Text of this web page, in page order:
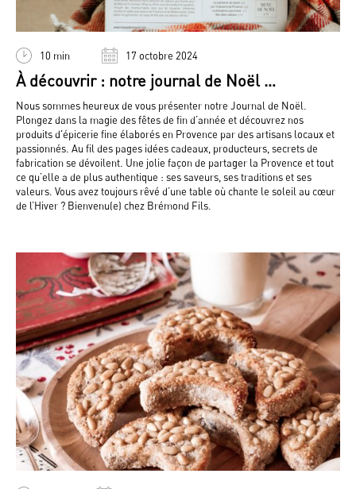
10 min 17 octobre 2024
À découvrir : notre journal de Noël …
Nous sommes heureux de vous présenter notre Journal de Noël.
Plongez dans la magie des fêtes de fin d’année et découvrez nos
produits d'épicerie fine élaborés en Provence par des artisans locaux et
passionnés. Au fil des pages idées cadeaux, producteurs, secrets de
fabrication se dévoilent. Une jolie façon de partager la Provence et tout
ce qu’elle a de plus authentique : ses saveurs, ses traditions et ses
valeurs. Vous avez toujours rêvé d’une table où chante le soleil au cœur
de l’Hiver ? Bienvenu(e) chez Brémond Fils.